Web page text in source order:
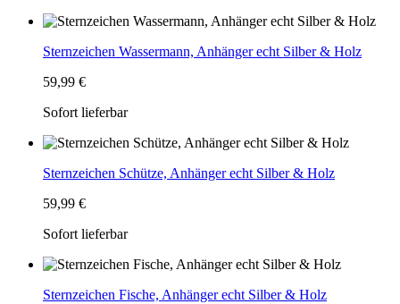
Sternzeichen Wassermann, Anhänger echt Silber & Holz
59,99 €
Sofort lieferbar
Sternzeichen Schütze, Anhänger echt Silber & Holz
59,99 €
Sofort lieferbar
Sternzeichen Fische, Anhänger echt Silber & Holz